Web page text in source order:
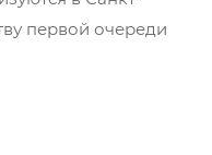
первой очереди